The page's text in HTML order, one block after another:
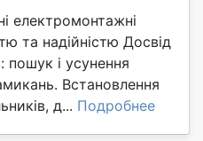
електромонтажні
та надійністю Досвід
пошук і усунення
Встановлення
д... Подробнее